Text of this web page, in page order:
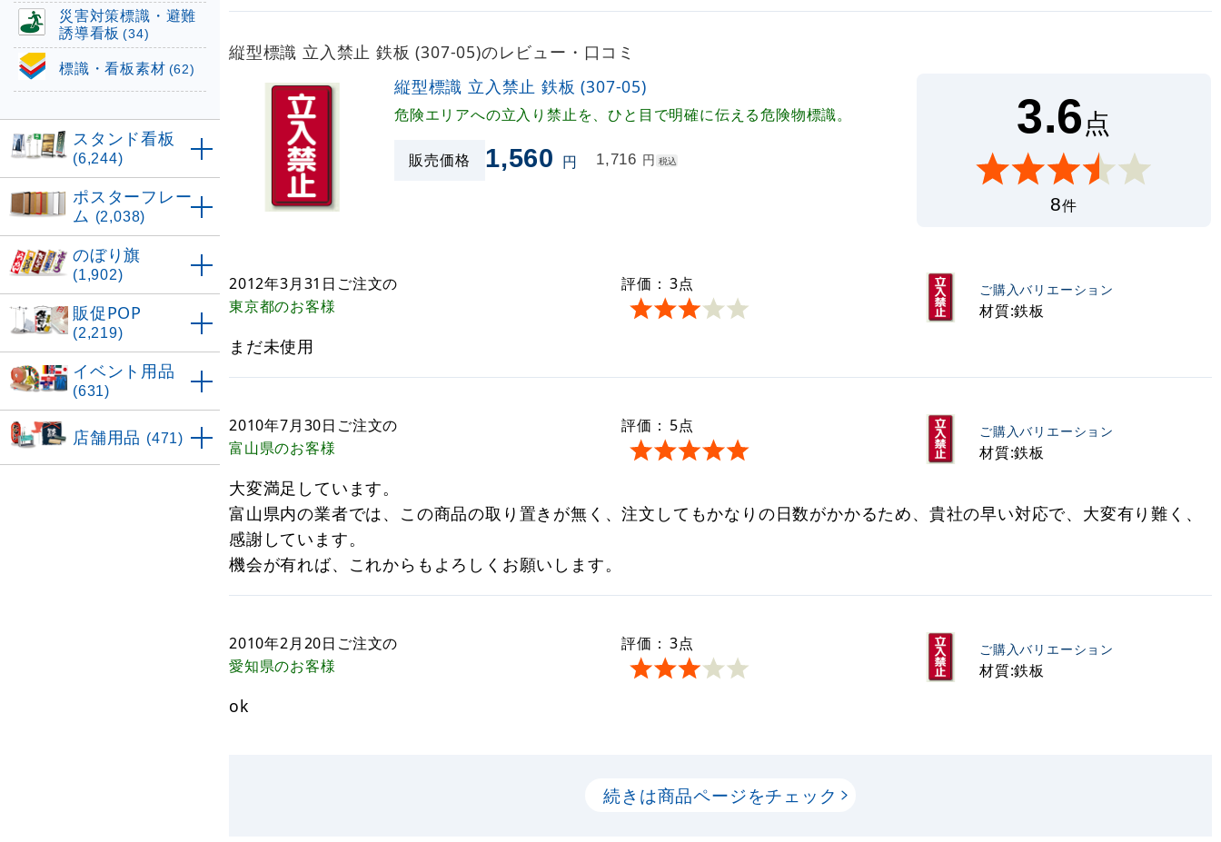
縦型標識 立入禁止 鉄板 (307-05)のレビュー・口コミ
縦型標識 立入禁止 鉄板 (307-05)
危険エリアへの立入り禁止を、ひと目で明確に伝える危険物標識。
販売価格 1,560 円 1,716 円 税込
3.6点
8件
2012年3月31日 ご注文の
東京都のお客様
評価： 3点 ご購入バリエーション
材質:鉄板
まだ未使用
2010年7月30日 ご注文の
富山県のお客様
評価： 5点 ご購入バリエーション
材質:鉄板
大変満足しています。
富山県内の業者では、この商品の取り置きが無く、注文してもかなりの日数がかかるため、貴社の早い対応で、大変有り難く、
感謝しています。
機会が有れば、これからもよろしくお願いします。
2010年2月20日 ご注文の
愛知県のお客様
評価： 3点 ご購入バリエーション
材質:鉄板
ok
続きは商品ページをチェック
災害対策標識・避難
誘導看板 (34)
標識・看板素材 (62)
スタンド看板
(6,244)
ポスターフレー
ム (2,038)
のぼり旗
(1,902)
販促POP
(2,219)
イベント用品
(631)
店舗用品 (471)